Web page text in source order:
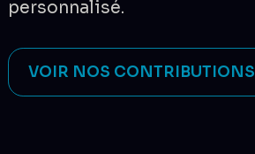
personnalisé.
VOIR NOS CONTRIBUTIONS